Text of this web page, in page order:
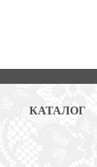
КАТАЛОГ